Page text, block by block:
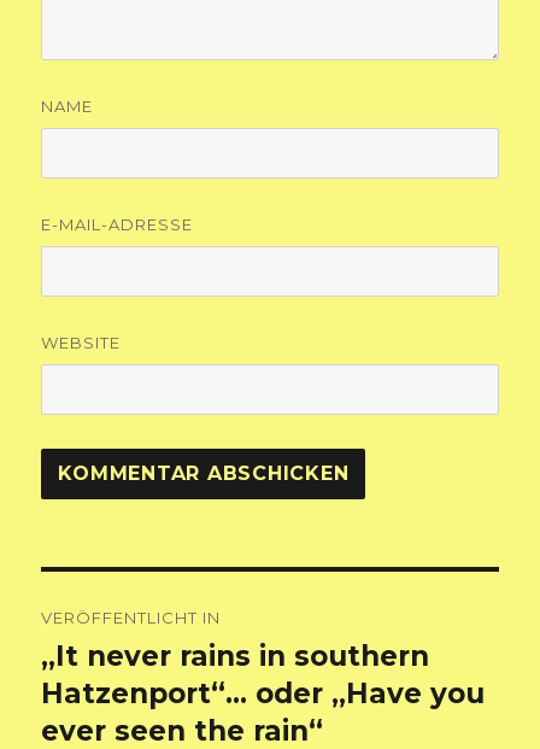
NAME
E-MAIL-ADRESSE
WEBSITE
VERÖFFENTLICHT IN
„It never rains in southern
Hatzenport“… oder „Have you
ever seen the rain“